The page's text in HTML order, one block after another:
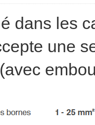
dans les
une